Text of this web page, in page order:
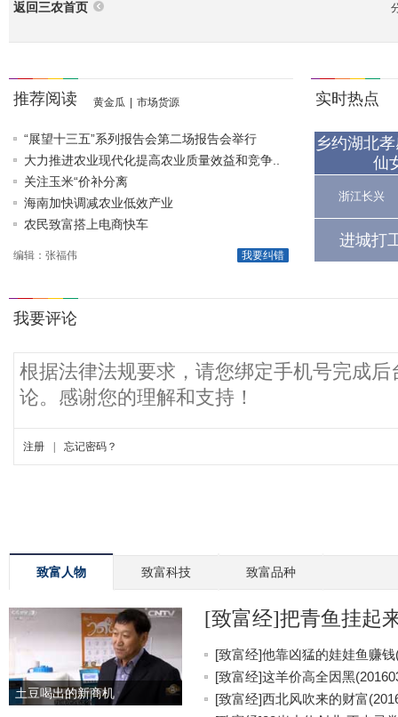
返回三农首页
推荐阅读 黄金瓜 市场货源
“展望十三五”系列报告会第二场报告会举行
大力推进农业现代化提高农业质量效益和竞争..
关注玉米“价补分离
海南加快调减农业低效产业
农民致富搭上电商快车
我要纠错
编辑：张福伟
实时热点
乡约湖北
仙
浙江长兴
进城打
致富人物 致富科技 致富品种
土豆喝出的新商机
[致富经]把青鱼挂起
[致富经]他靠凶猛的娃娃鱼赚钱
[致富经]这羊价高全因黑
[致富经]西北风吹来的财富